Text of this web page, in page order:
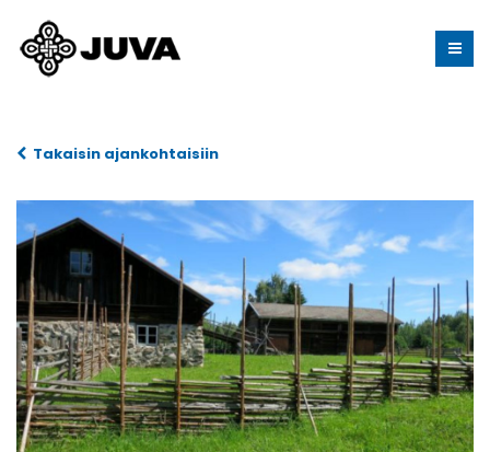
Takaisin ajankohtaisiin